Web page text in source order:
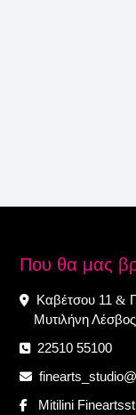
Που θα μας
Καβέτσου 11 &
Μυτιλήνη
22510 55100
Mitilini